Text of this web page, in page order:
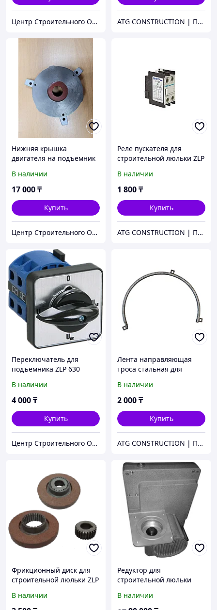
Центр Строительного Оборудования ATG CONSTRUCTION | Продажа и аренда строительного оборудования, газона, биотуалетов
Нижняя крышка
двигателя на подъемник
В наличии
17 000₸
Купить
Центр Строительного Оборудования
Реле пускателя для
строительной люльки ZLP
В наличии
1 800₸
Купить
ATG CONSTRUCTION | Продажа и аренда строительного оборудования, газона, биотуалетов
Переключатель для
подъемника ZLP 630
В наличии
4 000₸
Купить
Центр Строительного Оборудования
Лента направляющая
троса стальная для
630, полумесяц
В наличии
2 000₸
Купить
ATG CONSTRUCTION | Продажа и аренда строительного оборудования, газона, биотуалетов
Фрикционный диск для
строительной люльки ZLP
В наличии
Редуктор для
строительной люльки
В наличии